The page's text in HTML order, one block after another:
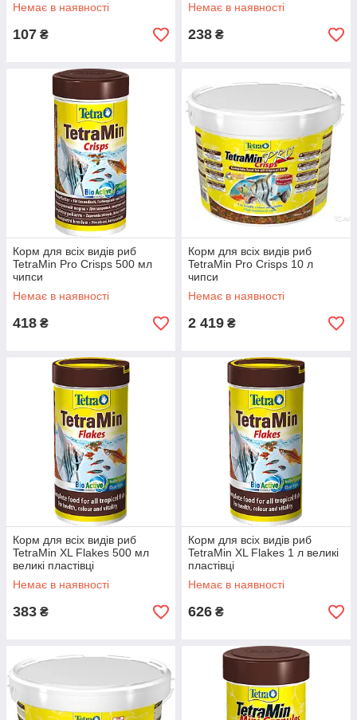
Немає в наявності
107 ₴
Немає в наявності
238 ₴
Корм для всіх видів риб
TetraMin Pro Crisps 500 мл
чипси
Немає в наявності
418 ₴
Корм для всіх видів риб
TetraMin Pro Crisps 10 л
чипси
Немає в наявності
2 419 ₴
Корм для всіх видів риб
TetraMin XL Flakes 500 мл
великі пластівці
Немає в наявності
383 ₴
Корм для всіх видів риб
TetraMin XL Flakes 1 л великі
пластівці
Немає в наявності
626 ₴